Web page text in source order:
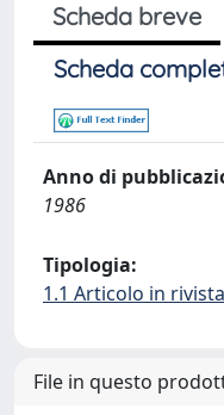
Scheda breve
Scheda
Anno di
1986
Tipologia:
1.1 Articolo in rivista
File in questo